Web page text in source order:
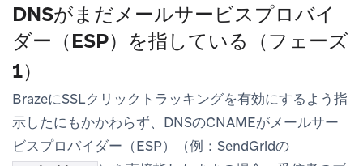
DNSがまだメールサービスプロバイ
ダー（ESP）を指している（フェーズ
1）
BrazeにSSLクリックトラッキングを有効にするよう指
示したにもかかわらず、DNSのCNAMEがメールサー
ビスプロバイダー（ESP）（例：SendGridの